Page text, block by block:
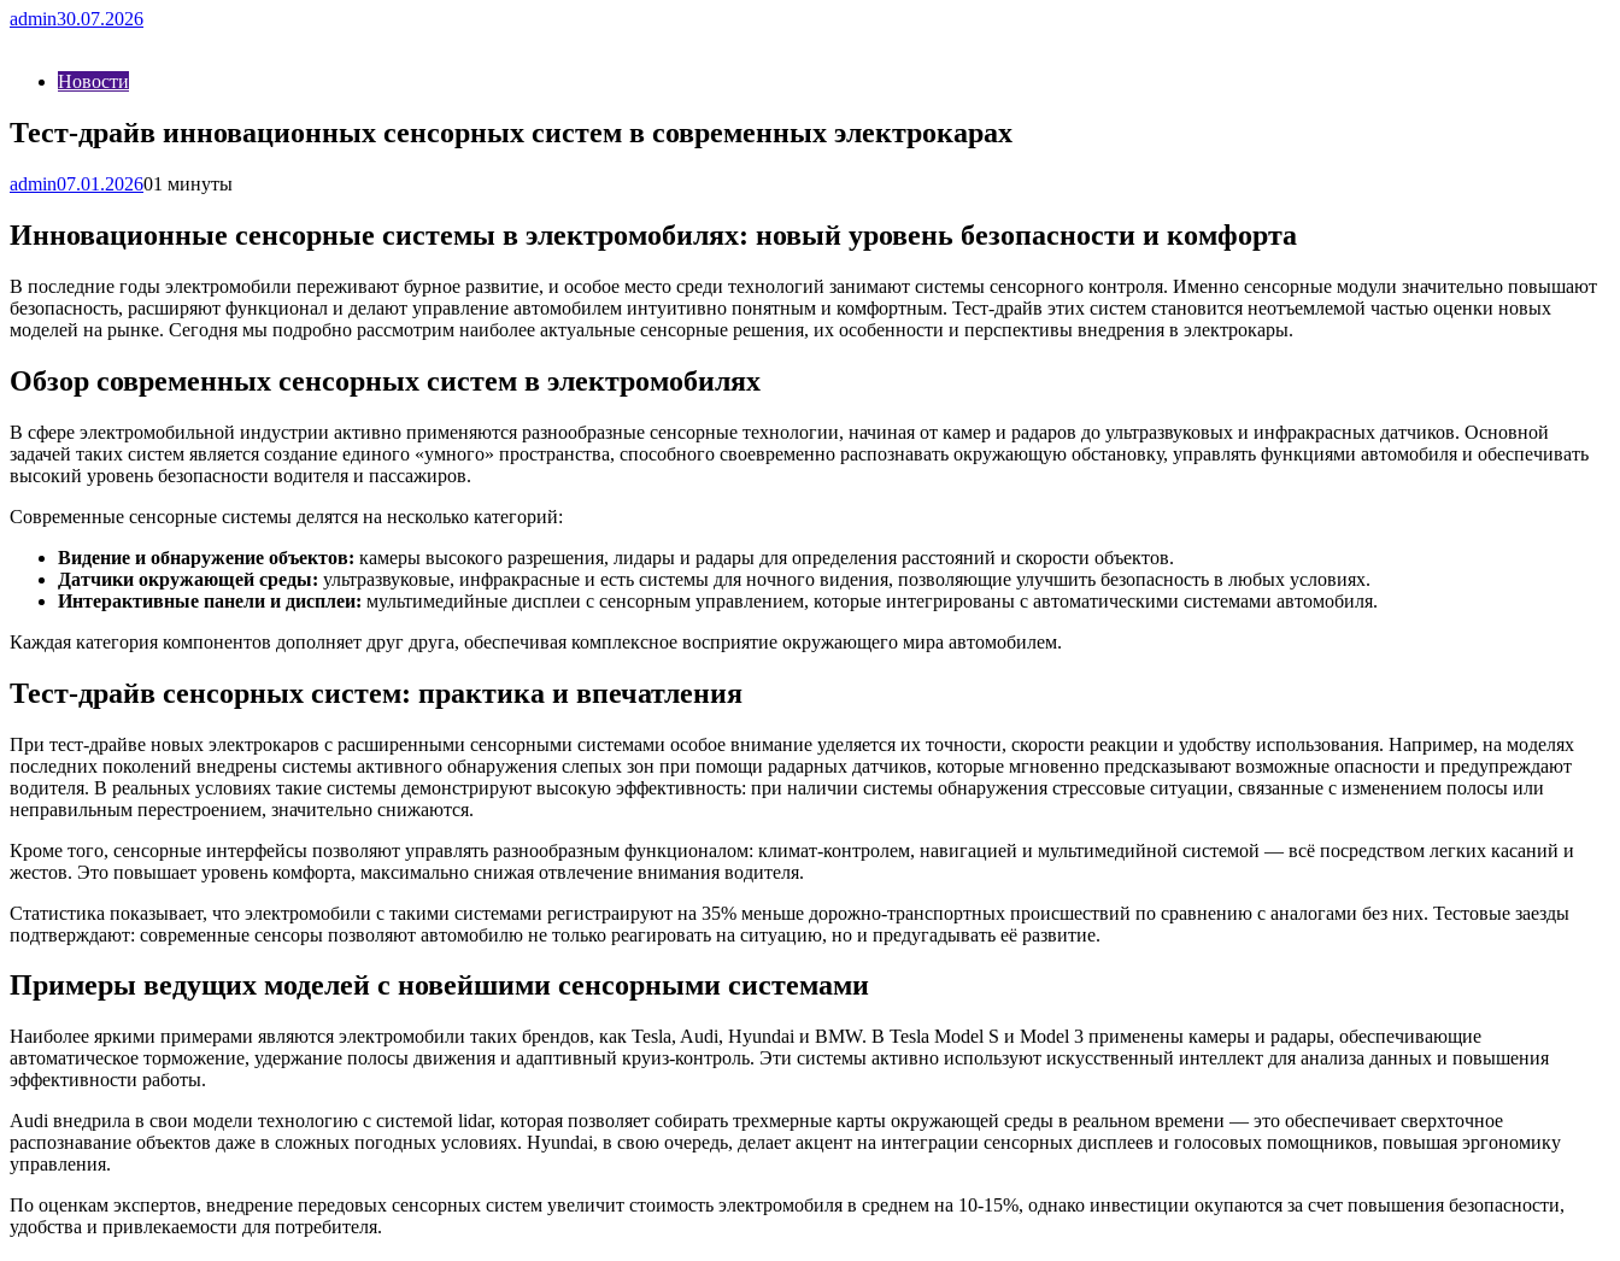
admin30.07.2026
Новости
Тест-драйв инновационных сенсорных систем в современных электрокарах
admin07.01.202601 минуты
Инновационные сенсорные системы в электромобилях: новый уровень безопасности и комфорта
В последние годы электромобили переживают бурное развитие, и особое место среди технологий занимают системы сенсорного контроля. Именно сенсорные модули значительно повышают
безопасность, расширяют функционал и делают управление автомобилем интуитивно понятным и комфортным. Тест-драйв этих систем становится неотъемлемой частью оценки новых
моделей на рынке. Сегодня мы подробно рассмотрим наиболее актуальные сенсорные решения, их особенности и перспективы внедрения в электрокары.
Обзор современных сенсорных систем в электромобилях
В сфере электромобильной индустрии активно применяются разнообразные сенсорные технологии, начиная от камер и радаров до ультразвуковых и инфракрасных датчиков. Основной
задачей таких систем является создание единого «умного» пространства, способного своевременно распознавать окружающую обстановку, управлять функциями автомобиля и обеспечивать
высокий уровень безопасности водителя и пассажиров.
Современные сенсорные системы делятся на несколько категорий:
Видение и обнаружение объектов: камеры высокого разрешения, лидары и радары для определения расстояний и скорости объектов.
Датчики окружающей среды: ультразвуковые, инфракрасные и есть системы для ночного видения, позволяющие улучшить безопасность в любых условиях.
Интерактивные панели и дисплеи: мультимедийные дисплеи с сенсорным управлением, которые интегрированы с автоматическими системами автомобиля.
Каждая категория компонентов дополняет друг друга, обеспечивая комплексное восприятие окружающего мира автомобилем.
Тест-драйв сенсорных систем: практика и впечатления
При тест-драйве новых электрокаров с расширенными сенсорными системами особое внимание уделяется их точности, скорости реакции и удобству использования. Например, на моделях
последних поколений внедрены системы активного обнаружения слепых зон при помощи радарных датчиков, которые мгновенно предсказывают возможные опасности и предупреждают
водителя. В реальных условиях такие системы демонстрируют высокую эффективность: при наличии системы обнаружения стрессовые ситуации, связанные с изменением полосы или
неправильным перестроением, значительно снижаются.
Кроме того, сенсорные интерфейсы позволяют управлять разнообразным функционалом: климат-контролем, навигацией и мультимедийной системой — всё посредством легких касаний и
жестов. Это повышает уровень комфорта, максимально снижая отвлечение внимания водителя.
Статистика показывает, что электромобили с такими системами регистраируют на 35% меньше дорожно-транспортных происшествий по сравнению с аналогами без них. Тестовые заезды
подтверждают: современные сенсоры позволяют автомобилю не только реагировать на ситуацию, но и предугадывать её развитие.
Примеры ведущих моделей с новейшими сенсорными системами
Наиболее яркими примерами являются электромобили таких брендов, как Tesla, Audi, Hyundai и BMW. В Tesla Model S и Model 3 применены камеры и радары, обеспечивающие
автоматическое торможение, удержание полосы движения и адаптивный круиз-контроль. Эти системы активно используют искусственный интеллект для анализа данных и повышения
эффективности работы.
Audi внедрила в свои модели технологию с системой lidar, которая позволяет собирать трехмерные карты окружающей среды в реальном времени — это обеспечивает сверхточное
распознавание объектов даже в сложных погодных условиях. Hyundai, в свою очередь, делает акцент на интеграции сенсорных дисплеев и голосовых помощников, повышая эргономику
управления.
По оценкам экспертов, внедрение передовых сенсорных систем увеличит стоимость электромобиля в среднем на 10-15%, однако инвестиции окупаются за счет повышения безопасности,
удобства и привлекаемости для потребителя.